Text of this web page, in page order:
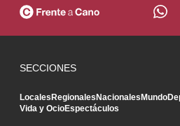
SECCIONES
LocalesRegionalesNacionalesMundo
Vida y OcioEspectáculos